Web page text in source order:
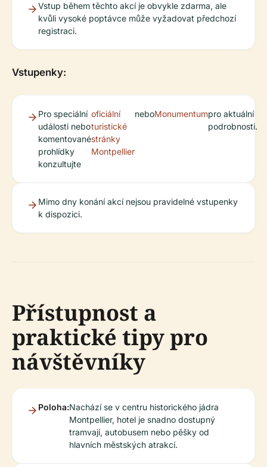
Vstup během těchto akcí je obvykle zdarma, ale
kvůli vysoké poptávce může vyžadovat předchozí
registraci.
Vstupenky:
Pro speciální
události nebo
komentované
prohlídky
konzultujte
oficiální
turistické
stránky
Montpellier
neboMonumentumpro aktuální
podrobnosti.
Mimo dny konání akcí nejsou pravidelné vstupenky
k dispozici.
Přístupnost a
praktické tipy pro
návštěvníky
Poloha:Nachází se v centru historického jádra
Montpellier, hotel je snadno dostupný
tramvají, autobusem nebo pěšky od
hlavních městských atrakcí.